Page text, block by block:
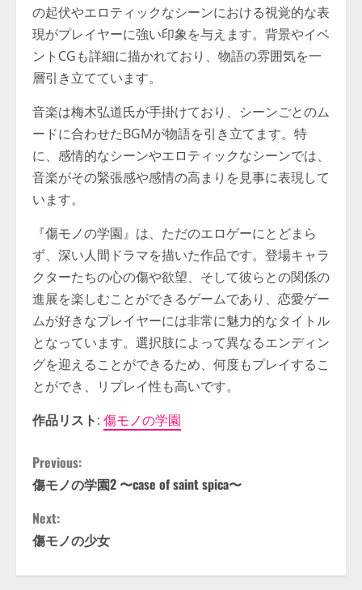
の起伏やエロティックなシーンにおける視覚的な表
現がプレイヤーに強い印象を与えます。背景やイベ
ントCGも詳細に描かれており、物語の雰囲気を一
層引き立てています。
音楽は梅木弘道氏が手掛けており、シーンごとのム
ードに合わせたBGMが物語を引き立てます。特
に、感情的なシーンやエロティックなシーンでは、
音楽がその緊張感や感情の高まりを見事に表現して
います。
『傷モノの学園』は、ただのエロゲーにとどまら
ず、深い人間ドラマを描いた作品です。登場キャラ
クターたちの心の傷や欲望、そして彼らとの関係の
進展を楽しむことができるゲームであり、恋愛ゲー
ムが好きなプレイヤーには非常に魅力的なタイトル
となっています。選択肢によって異なるエンディン
グを迎えることができるため、何度もプレイするこ
とができ、リプレイ性も高いです。
作品リスト: 傷モノの学園
C
o
n
t
Previous:
傷モノの学園2 〜case of saint spica〜
Next:
傷モノの少女